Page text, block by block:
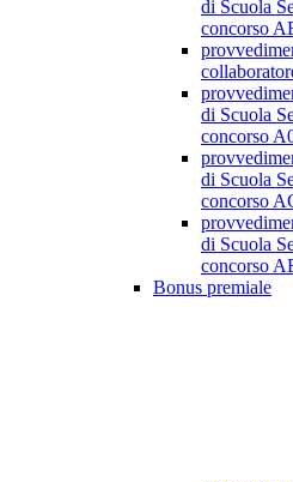
di Scuola
concorso
di Scuola
concorso
di Scuola
concorso
di Scuola
concorso
Bonus premiale